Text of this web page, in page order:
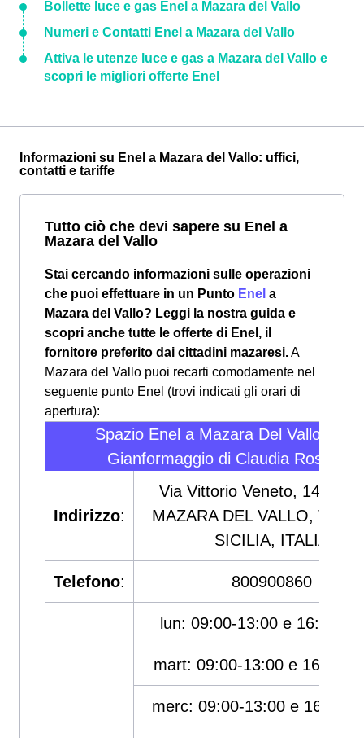
Bollette luce e gas Enel a Mazara del Vallo
Numeri e Contatti Enel a Mazara del Vallo
Attiva le utenze luce e gas a Mazara del Vallo e
scopri le migliori offerte Enel
Informazioni su Enel a Mazara del Vallo: uffici,
contatti e tariffe
Tutto ciò che devi sapere su Enel a
Mazara del Vallo
Stai cercando informazioni sulle operazioni
che puoi effettuare in un Punto Enel a
Mazara del Vallo? Leggi la nostra guida e
scopri anche tutte le offerte di Enel, il
fornitore preferito dai cittadini mazaresi.A
Mazara del Vallo puoi recarti comodamente nel
seguente punto Enel (trovi indicati gli orari di
apertura):
Spazio Enel a Mazara Del Vallo - F.lli
Gianformaggio di Claudia Rosalia
Indirizzo:
Via Vittorio Veneto, 143,
MAZARA DEL VALLO,
SICILIA, ITALIA
Telefono: 800900860
lun: 09:00-13:00 e 16:00-
mart: 09:00-13:00 e 16:00-
merc: 09:00-13:00 e 16:00-